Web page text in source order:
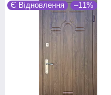
Є Відновлення –11%